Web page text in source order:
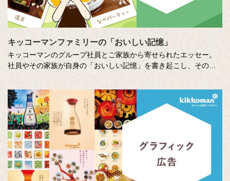
キッコーマンファミリーの「おいしい記憶」
キッコーマンのグループ社員とご家族から寄せられたエッセー。
社員やその家族が自身の「おいしい記憶」を書き起こし、そのた
くための取り組みのひとつです。